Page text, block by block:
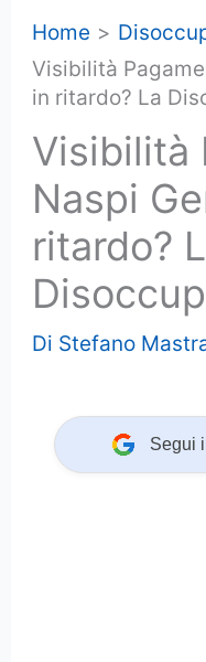
Home
Visibilità
in ritardo? La
Visibilità
Naspi
ritardo?
Di Stefano
Segui